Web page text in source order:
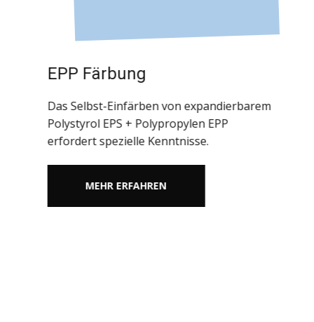
EPP Färbung
Das Selbst-Einfärben von expandierbarem
Polystyrol EPS + Polypropylen EPP
erfordert spezielle Kenntnisse.
MEHR ERFAHREN